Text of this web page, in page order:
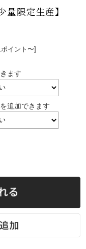
限定生産】
イント〜]
ます
追加できます